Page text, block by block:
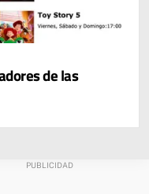
de las